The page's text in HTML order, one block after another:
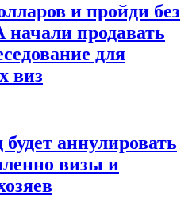
и пройди без
продавать
для
виз
аннулировать
визы и